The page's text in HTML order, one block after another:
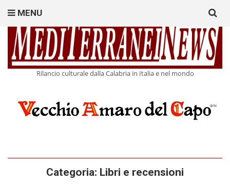
Rilancio culturale dalla Calabria in Italia e nel mondo
MENU
for:
Categoria: Libri e recensioni